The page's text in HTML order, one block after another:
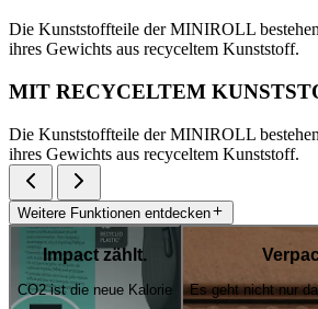
Die Kunststoffteile der MINIROLL
ihres Gewichts aus recyceltem Kunststoff.
MIT RECYCELTEM
Die Kunststoffteile der MINIROLL
ihres Gewichts aus recyceltem Kunststoff.
Weitere Funktionen entdecken
Impact zählt.
CO2 ist die neue Kalorie Es geht nicht nur